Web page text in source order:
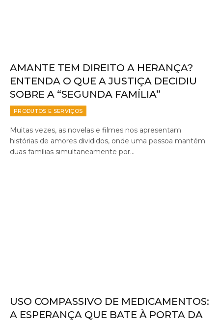
AMANTE TEM DIREITO A HERANÇA?
ENTENDA O QUE A JUSTIÇA DECIDIU
SOBRE A “SEGUNDA FAMÍLIA”
PRODUTOS E SERVIÇOS
Muitas vezes, as novelas e filmes nos apresentam
histórias de amores divididos, onde uma pessoa mantém
duas famílias simultaneamente por…
USO COMPASSIVO DE MEDICAMENTOS:
A ESPERANÇA QUE BATE À PORTA DA